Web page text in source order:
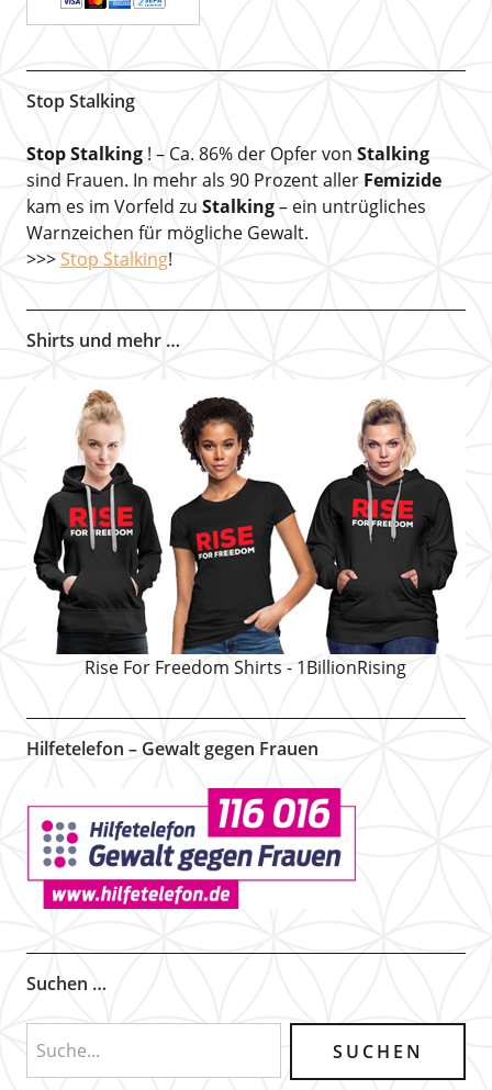
Stop Stalking
Stop Stalking! – Ca. 86% der Opfer von Stalking
sind Frauen. In mehr als 90 Prozent aller Femizide
kam es im Vorfeld zu Stalking– ein untrügliches
Warnzeichen für mögliche Gewalt.
>>> Stop Stalking!
Shirts und mehr …
Rise For Freedom Shirts - 1BillionRising
Hilfetelefon – Gewalt gegen Frauen
Suchen …